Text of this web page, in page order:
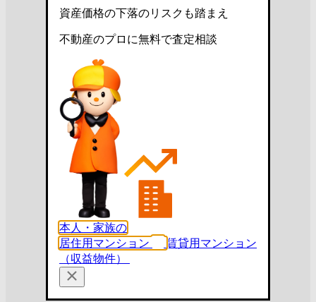
資産価格の下落のリスクも踏まえ
不動産のプロに無料で査定相談
本人・家族の
居住用マンション
賃貸用マンション
（収益物件）